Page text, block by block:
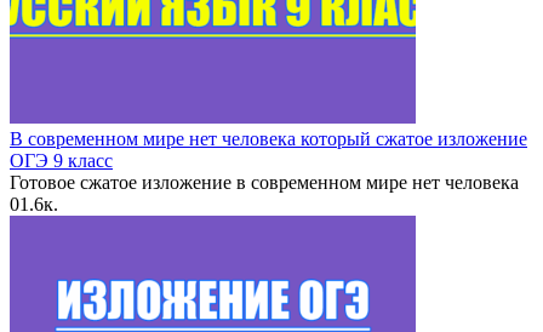
В современном мире нет человека который сжатое изложение
ОГЭ 9 класс
Готовое сжатое изложение в современном мире нет человека
01.6к.